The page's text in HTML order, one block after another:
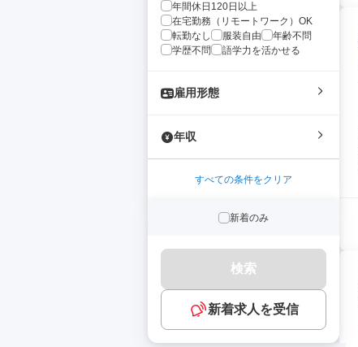
年間休日120日以上
在宅勤務（リモートワーク）OK
転勤なし
服装自由
年齢不問
学歴不問
語学力を活かせる
雇用形態
年収
すべての条件をクリア
新着のみ
検索
新着求人を受信